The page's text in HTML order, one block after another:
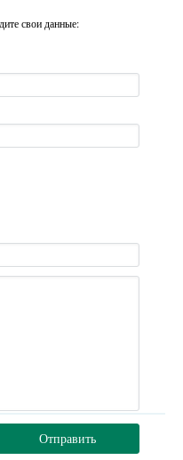
свои данные:
Отправить